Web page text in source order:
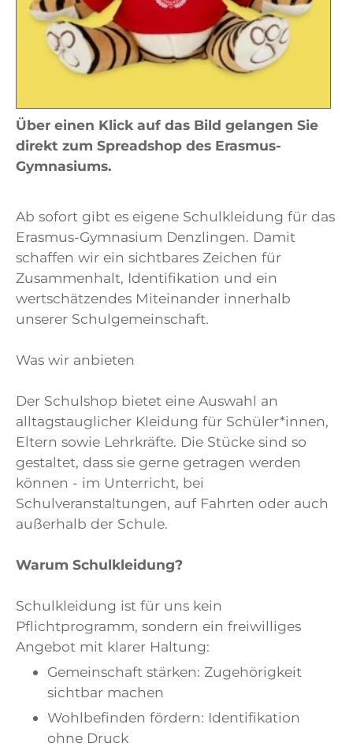
Über einen Klick auf das Bild gelangen Sie
direkt zum Spreadshop des Erasmus-
Gymnasiums.
Ab sofort gibt es eigene Schulkleidung für das
Erasmus-Gymnasium Denzlingen. Damit
schaffen wir ein sichtbares Zeichen für
Zusammenhalt, Identifikation und ein
wertschätzendes Miteinander innerhalb
unserer Schulgemeinschaft.
Was wir anbieten
Der Schulshop bietet eine Auswahl an
alltagstauglicher Kleidung für Schüler*innen,
Eltern sowie Lehrkräfte. Die Stücke sind so
gestaltet, dass sie gerne getragen werden
können - im Unterricht, bei
Schulveranstaltungen, auf Fahrten oder auch
außerhalb der Schule.
Warum Schulkleidung?
Schulkleidung ist für uns kein
Pflichtprogramm, sondern ein freiwilliges
Angebot mit klarer Haltung:
Gemeinschaft stärken: Zugehörigkeit
sichtbar machen
Wohlbefinden fördern: Identifikation
ohne Druck